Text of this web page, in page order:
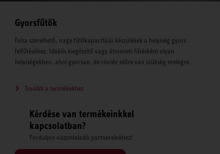
Gyorsfűtők
Falra szerelhető, nagy fűtőkapacitású készülékek a helyiség gyors
felfűtéséhez. Ideális kiegészítő vagy átmeneti fűtésként olyan
helyiségekben, ahol gyorsan, de rövide időre van szükség melegre.
Tovább a termékekhez
Kérdése van termékeinkkel
kapcsolatban?
Forduljon viszonteladó partnereinkhez!